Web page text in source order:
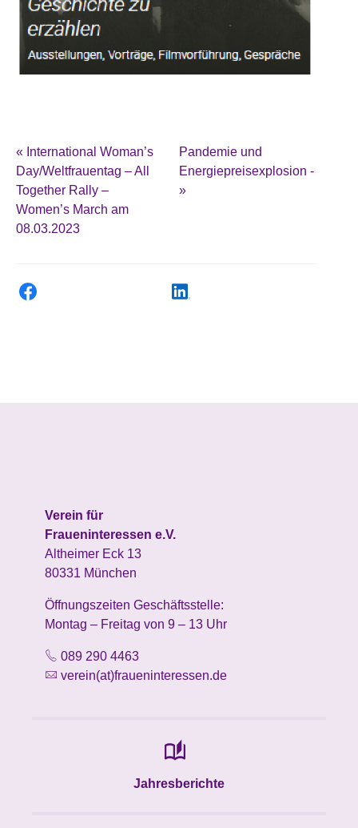
« International Woman’s
Day/Weltfrauentag – All
Together Rally –
Women’s March am
08.03.2023
Pandemie und
Energiepreisexplosion -
»
Verein für
Fraueninteressen e.V.
Altheimer Eck 13
80331 München
Öffnungszeiten Geschäftsstelle:
Montag – Freitag von 9 – 13 Uhr
089 290 4463
verein(at)fraueninteressen.de
Jahresberichte